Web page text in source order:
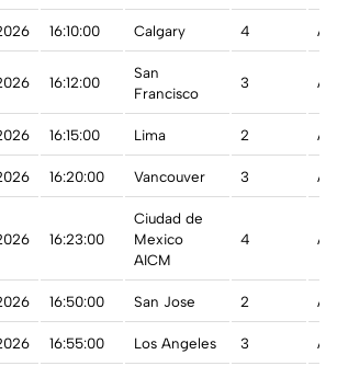
16:10:00 Calgary 4 A
16:12:00
San
Francisco
3 A
16:15:00 Lima 2 A
16:20:00 Vancouver 3 A
16:23:00
Ciudad de
Mexico
AICM
4 A
16:50:00 San Jose 2 A
16:55:00 Los Angeles 3 A